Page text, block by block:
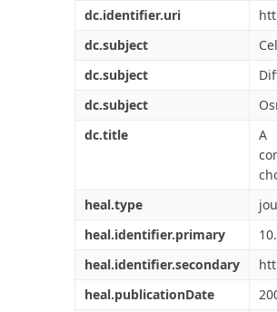
dc.identifier.uri
dc.subject
dc.subject
dc.subject
dc.title
A
heal.type
heal.identifier.primary
heal.identifier.secondary
heal.publicationDate